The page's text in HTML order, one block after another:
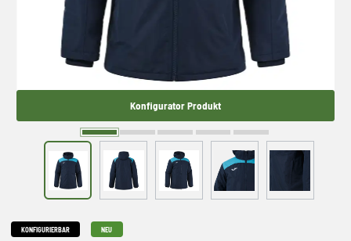
Konfigurator Produkt
KONFIGURIERBAR NEU